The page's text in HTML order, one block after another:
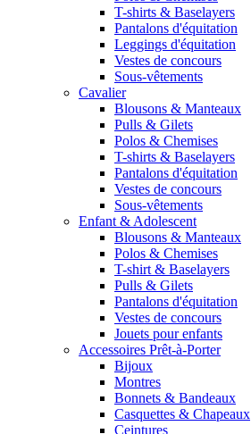
T-shirts & Baselayers
Pantalons d'équitation
Leggings d'équitation
Vestes de concours
Sous-vêtements
Cavalier
Blousons & Manteaux
Pulls & Gilets
Polos & Chemises
T-shirts & Baselayers
Pantalons d'équitation
Vestes de concours
Sous-vêtements
Enfant & Adolescent
Blousons & Manteaux
Polos & Chemises
T-shirt & Baselayers
Pulls & Gilets
Pantalons d'équitation
Vestes de concours
Jouets pour enfants
Accessoires Prêt-à-Porter
Bijoux
Montres
Bonnets & Bandeaux
Casquettes & Chapeaux
Ceintures